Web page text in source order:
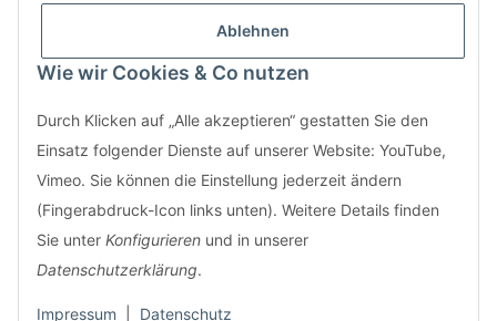
Ablehnen
Wie wir Cookies & Co nutzen
Durch Klicken auf „Alle akzeptieren“ gestatten Sie den
Einsatz folgender Dienste auf unserer Website: YouTube,
Vimeo. Sie können die Einstellung jederzeit ändern
(Fingerabdruck-Icon links unten). Weitere Details finden
Sie unter Konfigurieren und in unserer
Datenschutzerklärung.
Impressum Datenschutz
LifeBoXX GmbH
60316 Frankfurt
Nutzen Sie auch unser
Kontaktformular
Informationen